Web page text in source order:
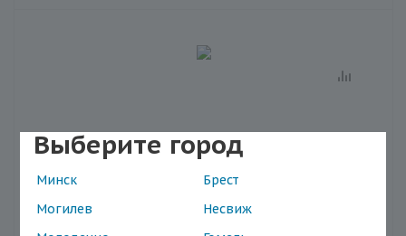
Выберите город
Минск
Брест
Могилев
Несвиж